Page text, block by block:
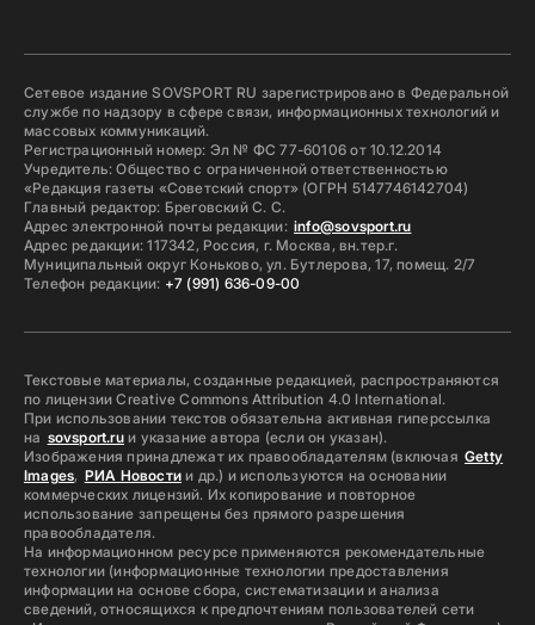
Сетевое издание SOVSPORT RU зарегистрировано в Федеральной
службе по надзору в сфере связи, информационных технологий и
массовых коммуникаций.
Регистрационный номер: Эл № ФС 77-60106 от 10.12.2014
Учредитель: Общество с ограниченной ответственностью
«Редакция газеты «Советский спорт» (ОГРН 5147746142704)
Главный редактор: Бреговский С. С.
Адрес электронной почты редакции: info@sovsport.ru
Адрес редакции: 117342, Россия, г. Москва, вн.тер.г.
Муниципальный округ Коньково, ул. Бутлерова, 17, помещ. 2/7
Телефон редакции: +7 (991) 636-09-00
Текстовые материалы, созданные редакцией, распространяются
по лицензии Creative Commons Attribution 4.0 International.
При использовании текстов обязательна активная гиперссылка
на sovsport.ruи указание автора (если он указан).
Изображения принадлежат их правообладателям (включая Getty
Images, РИА Новостии др.) и используются на основании
коммерческих лицензий. Их копирование и повторное
использование запрещены без прямого разрешения
правообладателя.
На информационном ресурсе применяются рекомендательные
технологии (информационные технологии предоставления
информации на основе сбора, систематизации и анализа
сведений, относящихся к предпочтениям пользователей сети